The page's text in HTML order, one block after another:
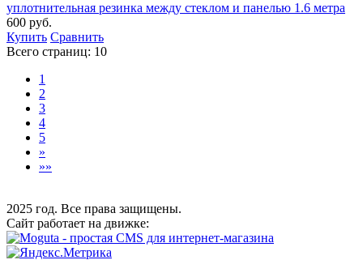
уплотнительная резинка между стеклом и панелью 1.6 метра
600 руб.
Купить Сравнить
Всего страниц: 10
1
2
3
4
5
»
»»
2025 год. Все права защищены.
Сайт работает на движке: